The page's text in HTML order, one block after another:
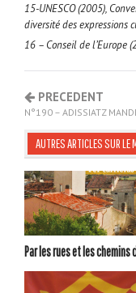
15-UNESCO (2005),
diversité des expressions
16 – Conseil de l’Europe
PRECEDENT
N°190 – ADISSIATZ
AUTRES ARTICLES SUR LE
Par les rues et les chemins